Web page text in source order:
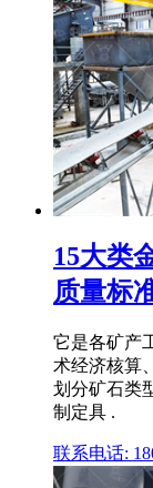
15大类
质量标
它是各矿产
术经济核算
划分矿石类
制定具 .
联系电话: